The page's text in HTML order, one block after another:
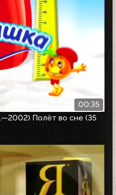
00:35
Полёт во сне (35